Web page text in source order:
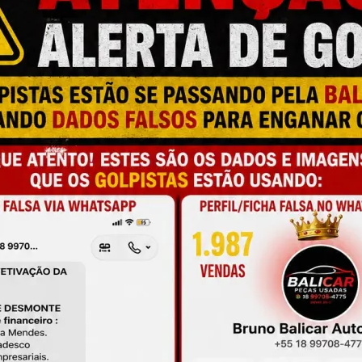
MARCAS DE USO COMO: RISCOS,
COMPRANDO O PRODUTO CORRETO,
ANTES DA COMPRA E SEMPRE
DA SUA PEÇA ANTES DA COMPRA.
NO DETRAN COM LOJA FÍSICA